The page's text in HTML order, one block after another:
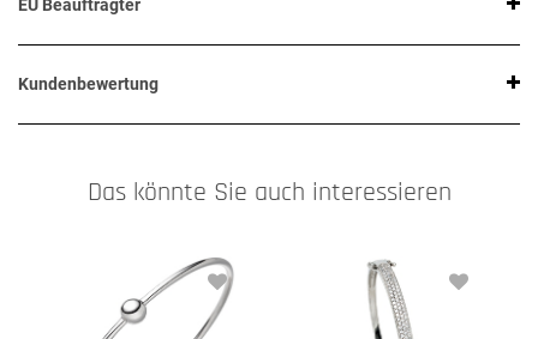
EU Beauftragter
Kundenbewertung
Das könnte Sie auch interessieren